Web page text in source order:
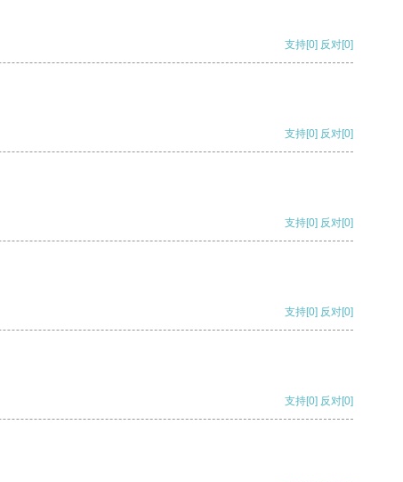
支持[0] 反对[0]
支持[0] 反对[0]
支持[0] 反对[0]
支持[0] 反对[0]
支持[0] 反对[0]